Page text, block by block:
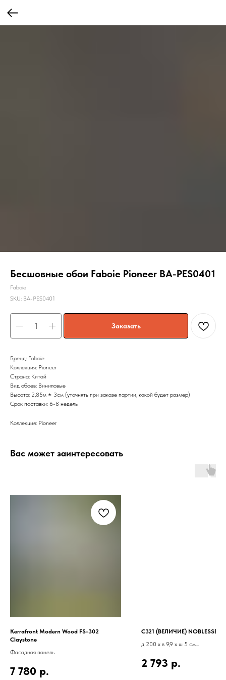
Бесшовные обои Faboie Pioneer BA-PES0401
Faboie
SKU: BA-PES0401
Заказать
Бренд: Faboie
Коллекция: Pioneer
Страна: Китай
Вид обоев: Виниловые
Высота: 2,85м ± 3см (уточнять при заказе партии, какой будет размер)
Срок поставки: 6-8 недель
Коллекция: Pioneer
Вас может заинтересовать
Kerrafront Modern Wood FS-302
Claystone
Фасадная панель
7 780 р.
С321 (ВЕЛИЧИЕ) NOBLESSE
д 200 x в 9,9 x ш 5 см
2 793 р.